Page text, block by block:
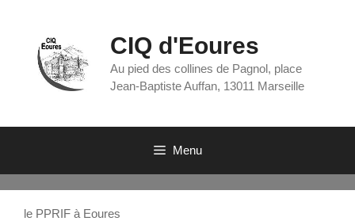
CIQ d'Eoures
Au pied des collines de Pagnol, place
Jean-Baptiste Auffan, 13011 Marseille
Menu
le PPRIF à Eoures